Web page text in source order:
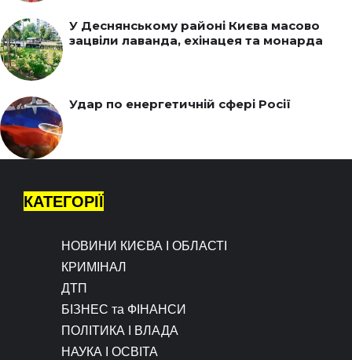
У Деснянському районі Києва масово
зацвіли лаванда, ехінацея та монарда
Удар по енергетичній сфері Росії
КАТЕГОРІЇ
НОВИНИ КИЄВА І ОБЛАСТІ
КРИМІНАЛ
ДТП
БІЗНЕС та ФІНАНСИ
ПОЛІТИКА І ВЛАДА
НАУКА І ОСВІТА